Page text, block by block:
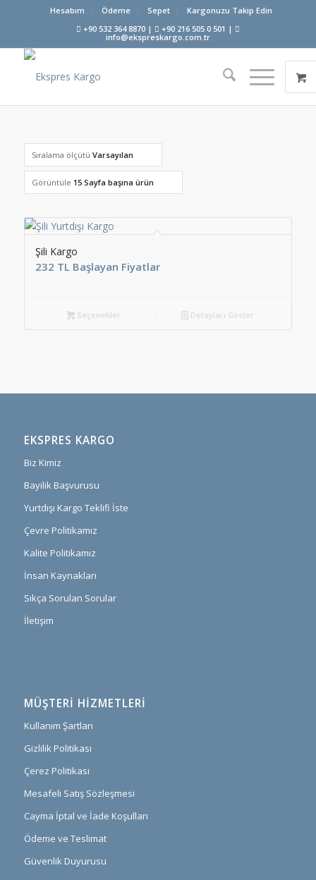
Hesabım Ödeme Sepet
Kargonuzu Takip Edin
+90 532 364 8870 |
+90 216 505 0 501 |
info@ekspreskargo.com.tr
Sıralama ölçütü Varsayılan
Görüntüle 15 Sayfa başına ürün
Şili Kargo
232 TL Başlayan Fiyatlar
Seçenekler Detayları Göster
EKSPRES KARGO
Biz Kimiz
Bayilik Başvurusu
Yurtdışı Kargo Teklifi İste
Çevre Politikamız
Kalite Politikamız
İnsan Kaynakları
Sıkça Sorulan Sorular
İletişim
MÜŞTERI HIZMETLERI
Kullanım Şartları
Gizlilik Politikası
Çerez Politikası
Mesafeli Satış Sözleşmesi
Cayma İptal ve İade Koşulları
Ödeme ve Teslimat
Güvenlik Duyurusu